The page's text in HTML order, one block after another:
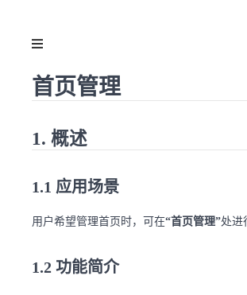
首页管理
1. 概述
1.1 应用场景
用户希望管理首页时，可在“首页管理”处进
1.2 功能简介